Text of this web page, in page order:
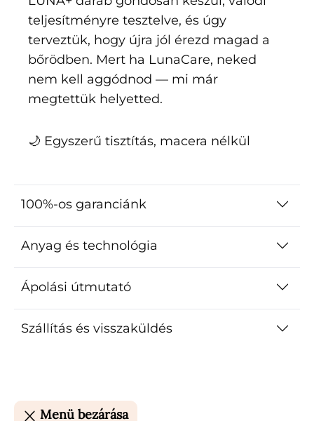
teljesítményre tesztelve, és úgy
terveztük, hogy újra jól érezd magad a
bőrödben. Mert ha LunaCare, neked
nem kell aggódnod — mi már
megtettük helyetted.
🌙 Egyszerű tisztítás, macera nélkül
100%-os garanciánk
Anyag és technológia
Ápolási útmutató
Szállítás és visszaküldés
Menü bezárása